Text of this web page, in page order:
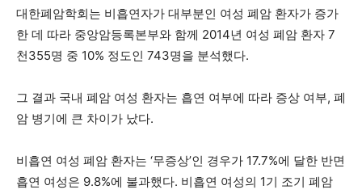
대한폐암학회는 비흡연자가 대부분인 여성 폐암 환자가 증가
한 데 따라 중앙암등록본부와 함께 2014년 여성 폐암 환자 7
천355명 중 10% 정도인 743명을 분석했다.
그 결과 국내 폐암 여성 환자는 흡연 여부에 따라 증상 여부, 폐
암 병기에 큰 차이가 났다.
비흡연 여성 폐암 환자는 ‘무증상’인 경우가 17.7%에 달한 반면
흡연 여성은 9.8%에 불과했다. 비흡연 여성의 1기 조기 폐암